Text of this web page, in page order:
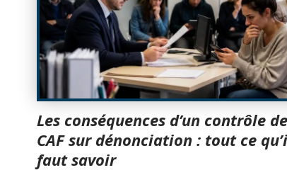
Les conséquences d’un contrôle
CAF sur dénonciation : tout ce
faut savoir